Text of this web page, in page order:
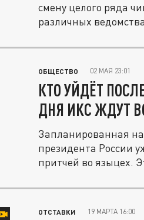
смену целого ряда
различных
ОБЩЕСТВО 02 МАЯ 23:01
КТО УЙДЁТ
ДНЯ ИКС ЖДУТ
Запланированная
президента России
притчей во языцех.
ОТСТАВКИ 19 МАРТА 16:00